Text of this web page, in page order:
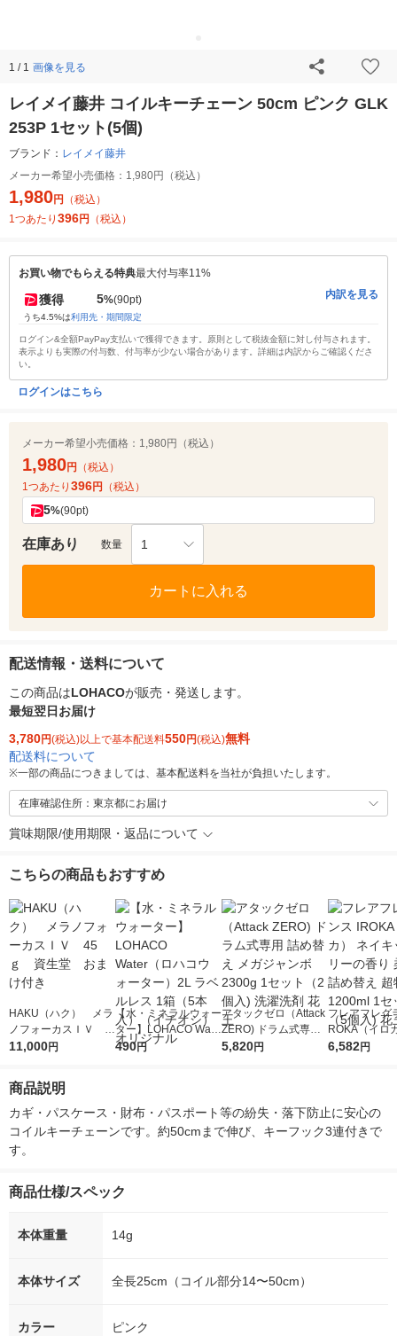
1 / 1 画像を見る
レイメイ藤井 コイルキーチェーン 50cm ピンク GLK
253P 1セット(5個)
ブランド： レイメイ藤井
メーカー希望小売価格： 1,980円（税込）
1,980円
（税込）
1つあたり 396円 （税込）
お買い物でもらえる特典最大付与率11%
獲得 5%(90pt)
うち4.5%は利用先・期間限定
内訳を見る
ログイン&全額PayPay支払いで獲得できます。原則として税抜金額に対し付与されます。
表示よりも実際の付与数、付与率が少ない場合があります。詳細は内訳からご確認くださ
い。
ログインはこちら
メーカー希望小売価格： 1,980円（税込）
1,980円
（税込）
1つあたり 396円 （税込）
5%(90pt)
在庫あり 数量 1
カートに入れる
配送情報・送料について
この商品はLOHACOが販売・発送します。
最短翌日お届け
3,780円(税込)以上で基本配送料550円(税込)無料
配送料について
※一部の商品につきましては、基本配送料を当社が負担いたします。
在庫確認住所：東京都にお届け
賞味期限/使用期限・返品について
こちらの商品もおすすめ
HAKU（ハク） メラ
ノフォーカスＩＶ 4
5ｇ 資生堂 おまけ
11,000円
【水・ミネラルウォー
ター】LOHACO Wate
r（ロハコウォータ
490円
アタックゼロ（Attack
ZERO) ドラム式専用
詰め替え メガジャン
5,820円
フレアフレグ
ROKA（イロ
イキッドリリ
6,582円
商品説明
カギ・パスケース・財布・パスポート等の紛失・落下防止に安心の
コイルキーチェーンです。約50cmまで伸び、キーフック3連付きで
す。
商品仕様/スペック
本体重量 14g
本体サイズ 全長25cm（コイル部分14〜50cm）
カラー ピンク